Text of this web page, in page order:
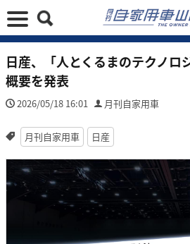
日産、「人とくるまのテクノロ
概要を発表
2026/05/18 16:01 月刊自家用車
月刊自家用車 日産